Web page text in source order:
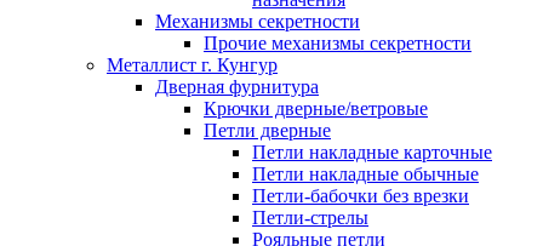
Механизмы секретности
Прочие механизмы секретности
Металлист г. Кунгур
Дверная фурнитура
Крючки дверные/ветровые
Петли дверные
Петли накладные карточные
Петли накладные обычные
Петли-бабочки без врезки
Петли-стрелы
Рояльные петли